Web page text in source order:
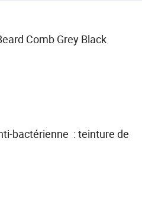
Comb Grey Black
bactérienne : teinture de